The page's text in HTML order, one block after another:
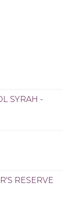
SYRAH -
RESERVE